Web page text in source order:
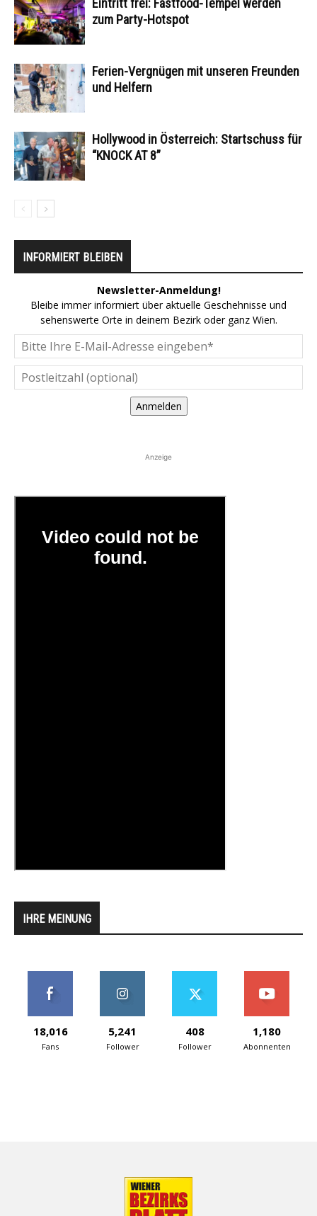
Eintritt frei: Fastfood-Tempel werden
zum Party-Hotspot
Ferien-Vergnügen mit unseren Freunden
und Helfern
Hollywood in Österreich: Startschuss für
“KNOCK AT 8”
INFORMIERT BLEIBEN
Newsletter-Anmeldung!
Bleibe immer informiert über aktuelle Geschehnisse und
sehenswerte Orte in deinem Bezirk oder ganz Wien.
Anmelden
Anzeige
IHRE MEINUNG
18,016
Fans
5,241
Follower
408
Follower
1,180
Abonnenten